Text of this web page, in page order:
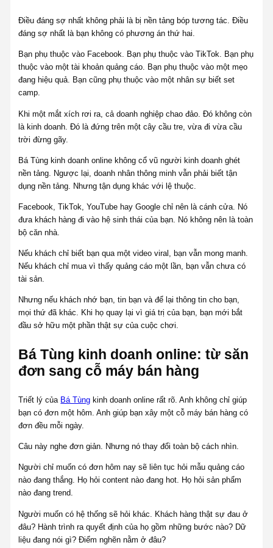
Điều đáng sợ nhất không phải là bị nền tảng bóp tương tác. Điều
đáng sợ nhất là bạn không có phương án thứ hai.
Bạn phụ thuộc vào Facebook. Bạn phụ thuộc vào TikTok. Bạn phụ
thuộc vào một tài khoản quảng cáo. Bạn phụ thuộc vào một mẹo
đang hiệu quả. Bạn cũng phụ thuộc vào một nhân sự biết set
camp.
Khi một mắt xích rơi ra, cả doanh nghiệp chao đảo. Đó không còn
là kinh doanh. Đó là đứng trên một cây cầu tre, vừa đi vừa cầu
trời đừng gãy.
Bá Tùng kinh doanh online không cổ vũ người kinh doanh ghét
nền tảng. Ngược lại, doanh nhân thông minh vẫn phải biết tận
dụng nền tảng. Nhưng tận dụng khác với lệ thuộc.
Facebook, TikTok, YouTube hay Google chỉ nên là cánh cửa. Nó
đưa khách hàng đi vào hệ sinh thái của bạn. Nó không nên là toàn
bộ căn nhà.
Nếu khách chỉ biết bạn qua một video viral, bạn vẫn mong manh.
Nếu khách chỉ mua vì thấy quảng cáo một lần, bạn vẫn chưa có
tài sản.
Nhưng nếu khách nhớ bạn, tin bạn và để lại thông tin cho bạn,
mọi thứ đã khác. Khi họ quay lại vì giá trị của bạn, bạn mới bắt
đầu sở hữu một phần thật sự của cuộc chơi.
Bá Tùng kinh doanh online: từ săn
đơn sang cỗ máy bán hàng
Triết lý của Bá Tùng kinh doanh online rất rõ. Anh không chỉ giúp
bạn có đơn một hôm. Anh giúp bạn xây một cỗ máy bán hàng có
đơn đều mỗi ngày.
Câu này nghe đơn giản. Nhưng nó thay đổi toàn bộ cách nhìn.
Người chỉ muốn có đơn hôm nay sẽ liên tục hỏi mẫu quảng cáo
nào đang thắng. Họ hỏi content nào đang hot. Họ hỏi sản phẩm
nào đang trend.
Người muốn có hệ thống sẽ hỏi khác. Khách hàng thật sự đau ở
đâu? Hành trình ra quyết định của họ gồm những bước nào? Dữ
liệu đang nói gì? Điểm nghẽn nằm ở đâu?